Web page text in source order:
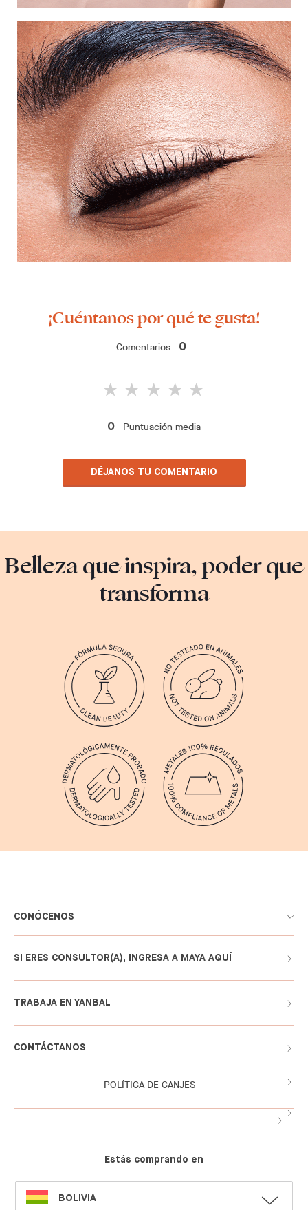
¡Cuéntanos por qué te gusta!
Comentarios 0
0 Puntuación media
DÉJANOS TU COMENTARIO
Belleza que inspira, poder que
transforma
CONÓCENOS
SI ERES CONSULTOR(A), INGRESA A MAYA AQUÍ
TRABAJA EN YANBAL
CONTÁCTANOS
POLÍTICA DE CANJES
Estás comprando en
SELECT
LANGUAGE
BOLIVIA